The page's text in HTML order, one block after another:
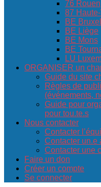
76 Rouen
87
BE
BE Liège
BE Mons
BE
LU
ORGANISER un
Guide du site
Règles de
(événements,
Guide pour
pour tou.te.s
Nous contacter
Contacter
Contacter un.e
Contacter une
Faire un don
Créer un compte
Se connecter